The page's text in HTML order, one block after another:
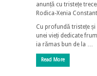
anunță cu tristețe
Rodica-Xenia
Cu profundă tristețe
unei vieți dedicate
ia rămas bun de la …
Read More